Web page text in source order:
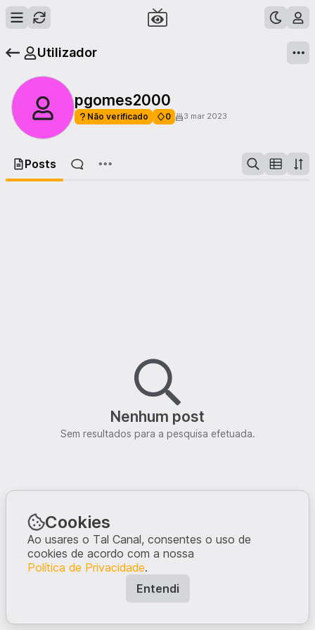
Utilizador
pgomes2000
Não verificado 0 3 mar 2023
Posts
Nenhum post
Sem resultados para a pesquisa efetuada.
Cookies
Ao usares o Tal Canal, consentes o uso de
cookies de acordo com a nossa
Política de Privacidade.
Entendi